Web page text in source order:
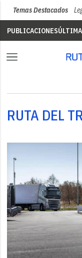
Temas Destacados
PUBLICACIONES
RUTA DEL